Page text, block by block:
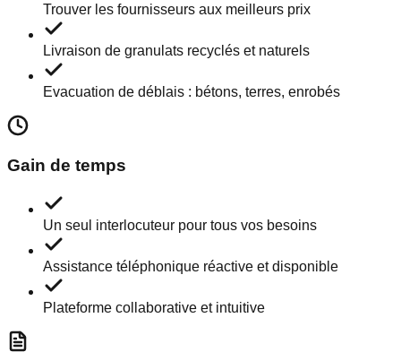
Trouver les fournisseurs aux meilleurs prix
Livraison de granulats recyclés et naturels
Evacuation de déblais : bétons, terres, enrobés
Gain de temps
Un seul interlocuteur pour tous vos besoins
Assistance téléphonique réactive et disponible
Plateforme collaborative et intuitive